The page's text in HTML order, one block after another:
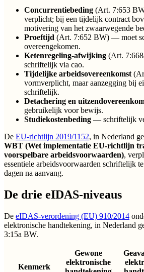
Concurrentiebeding (Art. 7:653
verplicht; bij een tijdelijk contract
motivering van het zwaarwegende
Proeftijd (Art. 7:652 BW) — moet
overeengekomen.
Ketenregeling-afwijking (Art.
schriftelijk via cao.
Tijdelijke arbeidsovereenkomst
vormverplicht, maar aanzegging bij
schriftelijk.
Detachering en
gebruikelijk voor bewijs.
Studiekostenbeding — schriftelijk
De EU-richtlijn 2019/1152, in Nederland
WBT (Wet implementatie EU-richtlijn
voorspelbare arbeidsvoorwaarden),
essentiele arbeidsvoorwaarden schriftelijk
dagen na aanvang.
De drie eIDAS-niveaus
De eIDAS-verordening (EU) 910/2014
elektronische handtekening, in Nederland
3:15a BW.
Kenmerk
Gewone
elektronische